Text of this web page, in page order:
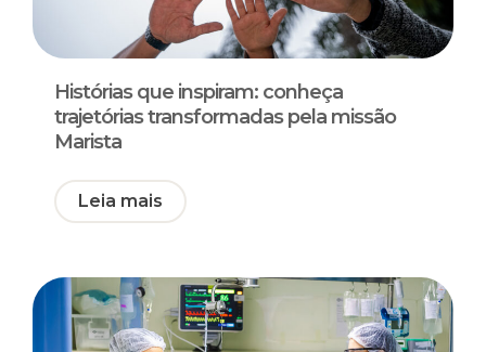
Histórias que inspiram: conheça
trajetórias transformadas pela missão
Marista
Leia mais